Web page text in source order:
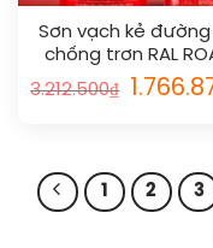
Sơn vạch kẻ đường
chống trơn RAL
LINE SHIELD ANTI-
9016
3.212.500₫
Giá
gốc
1 2 3